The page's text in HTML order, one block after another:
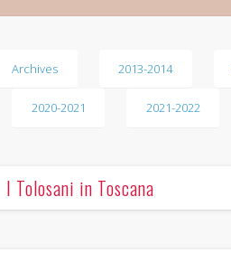
Archives 2013-2014
2020-2021 2021-2022
I Tolosani in Toscana